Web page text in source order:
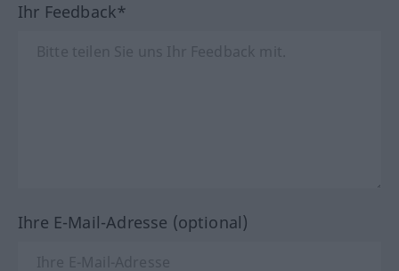
Ihr Feedback*
Ihre E-Mail-Adresse (optional)